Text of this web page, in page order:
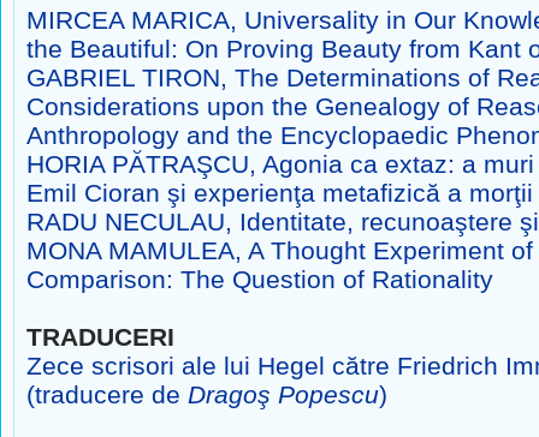
MIRCEA MARICA, Universality in Our
the Beautiful: On Proving Beauty from Kant
GABRIEL TIRON, The Determinations of
Considerations upon the Genealogy of
Anthropology and the Encyclopaedic
HORIA PĂTRAŞCU, Agonia ca extaz: a
Emil Cioran şi experienţa metafizică a morţii
RADU NECULAU, Identitate, recunoaştere
MONA MAMULEA, A Thought Experiment
Comparison: The Question of Rationality
TRADUCERI
Zece scrisori ale lui Hegel către Friedrich
(traducere de Dragoş Popescu)